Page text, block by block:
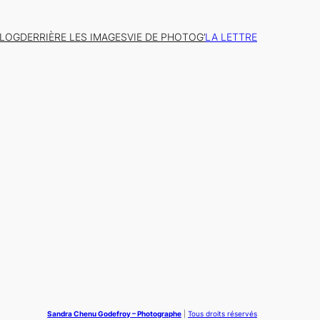
DERRIÈRE LES IMAGESVIE DE PHOTOG’LA LETTRE
Sandra Chenu Godefroy – Photographe| Tous droits réservés